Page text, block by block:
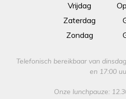
Vrijdag
Zaterdag
Zondag
Telefonisch bereikbaar van
en 17:00
Onze lunchpauze: